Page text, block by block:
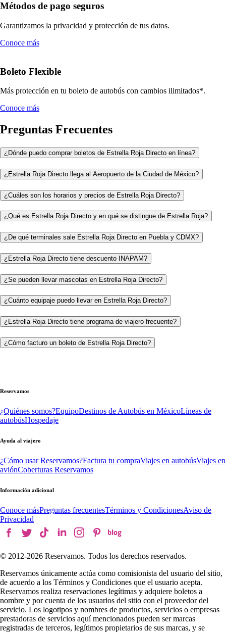
Métodos de pago seguros
Garantizamos la privacidad y protección de tus datos.
Conoce más
Boleto Flexible
Más protección en tu boleto de autobús con cambios ilimitados*.
Conoce más
Preguntas Frecuentes
¿Dónde puedo comprar boletos de Estrella Roja Directo en línea?
¿Estrella Roja Directo llega al Aeropuerto de la Ciudad de México?
¿Cuáles son los horarios y precios de Estrella Roja Directo?
¿Qué es Estrella Roja Directo y en qué se distingue de Estrella Roja?
¿De qué terminales sale Estrella Roja Directo en Puebla y CDMX?
¿Estrella Roja Directo tiene descuento INAPAM?
¿Se pueden llevar mascotas en Estrella Roja Directo?
¿Cuánto equipaje puedo llevar en Estrella Roja Directo?
¿Estrella Roja Directo tiene programa de viajero frecuente?
¿Cómo facturo un boleto de Estrella Roja Directo?
Reservamos
¿Quiénes somos?EquipoDestinos de Autobús en MéxicoLíneas de
autobúsHospedaje
Ayuda al viajero
¿Cómo usar Reservamos?Factura tu compraViajes en autobúsViajes en
aviónCoberturas Reservamos
Información adicional
Conoce másPreguntas frecuentesTérminos y CondicionesAviso de
Privacidad
© 2012-2026 Reservamos. Todos los derechos reservados.
Reservamos únicamente actúa como comisionista del usuario del sitio,
de acuerdo a los Términos y Condiciones que el usuario acepta.
Reservamos realiza reservaciones legítimas y adquiere boletos a
nombre y por cuenta de los usuarios del sitio con el proveedor del
servicio. Los logotipos y nombres de productos, servicios o empresas
prestadoras de servicios aquí mencionados pueden ser marcas
registradas de terceros, legítimos propietarios de sus marcas, y se